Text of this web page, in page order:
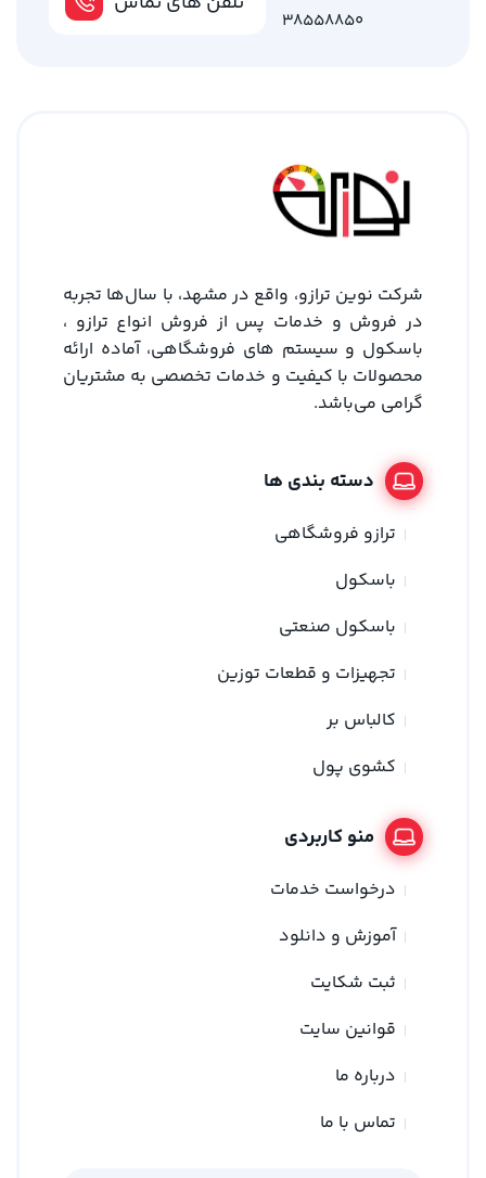
38558850
شرکت نوین ترازو، واقع در مشهد، با سال‌ها تجربه
در فروش و خدمات پس از فروش انواع ترازو ،
باسکول و سیستم های فروشگاهی، آماده ارائه
محصولات با کیفیت و خدمات تخصصی به مشتریان
گرامی می‌باشد.
دسته بندی ها
ترازو فروشگاهی
باسکول
باسکول صنعتی
تجهیزات و قطعات توزین
کالباس بر
کشوی پول
منو کاربردی
درخواست خدمات
آموزش و دانلود
ثبت شکایت
قوانین سایت
درباره ما
تماس با ما